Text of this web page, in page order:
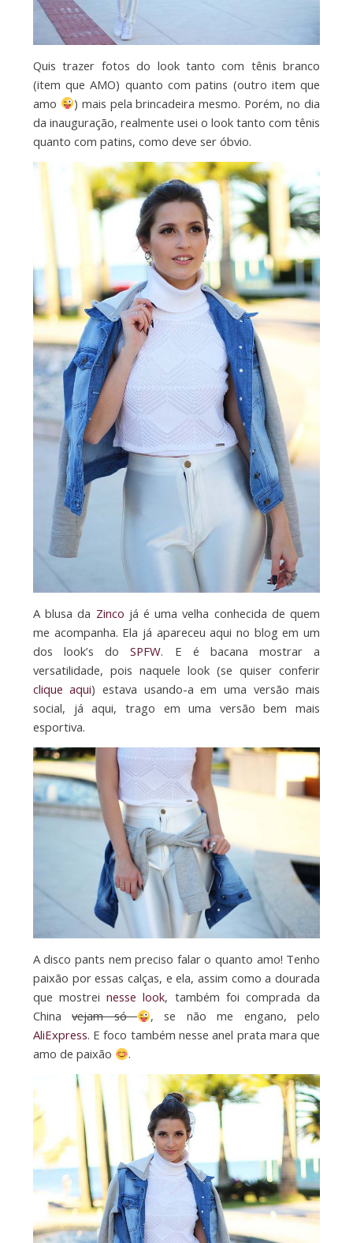
Quis trazer fotos do look tanto com tênis branco
(item que AMO) quanto com patins (outro item que
amo
) mais pela brincadeira mesmo. Porém, no dia
da inauguração, realmente usei o look tanto com tênis
quanto com patins, como deve ser óbvio.
A blusa da Zinco já é uma velha conhecida de quem
me acompanha. Ela já apareceu aqui no blog em um
dos look’s doSPFW. E é bacana mostrar a
versatilidade, pois naquele look (se quiser conferir
clique aqui) estava usando-a em uma versão mais
social, já aqui, trago em uma versão bem mais
esportiva.
A disco pants nem preciso falar o quanto amo! Tenho
paixão por essas calças, e ela, assim como a dourada
que mostreinesse look, também foi comprada da
Chinavejam só
, se não me engano, pelo
AliExpress. E foco também nesse anel prata mara que
amo de paixão
.